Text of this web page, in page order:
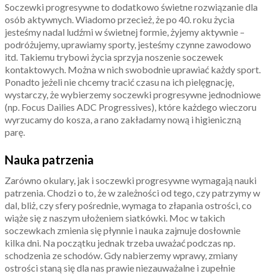
Soczewki progresywne to dodatkowo świetne rozwiązanie dla
osób aktywnych. Wiadomo przecież, że po 40. roku życia
jesteśmy nadal ludźmi w świetnej formie, żyjemy aktywnie –
podróżujemy, uprawiamy sporty, jesteśmy czynne zawodowo
itd. Takiemu trybowi życia sprzyja noszenie soczewek
kontaktowych. Można w nich swobodnie uprawiać każdy sport.
Ponadto jeżeli nie chcemy tracić czasu na ich pielęgnację,
wystarczy, że wybierzemy soczewki progresywne jednodniowe
(np. Focus Dailies ADC Progressives), które każdego wieczoru
wyrzucamy do kosza, a rano zakładamy nową i higieniczną
parę.
Nauka patrzenia
Zarówno okulary, jak i soczewki progresywne wymagają nauki
patrzenia. Chodzi o to, że w zależności od tego, czy patrzymy w
dal, bliż, czy sfery pośrednie, wymaga to złapania ostrości, co
wiąże się z naszym ułożeniem siatkówki. Moc w takich
soczewkach zmienia się płynnie i nauka zajmuje dosłownie
kilka dni. Na początku jednak trzeba uważać podczas np.
schodzenia ze schodów. Gdy nabierzemy wprawy, zmiany
ostrości staną się dla nas prawie niezauważalne i zupełnie